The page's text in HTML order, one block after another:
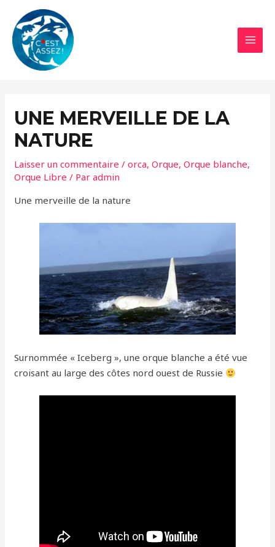
contenu
UNE MERVEILLE DE LA
NATURE
Laisser un commentaire /orca,Orque,Orque blanche,
Orque Libre / Paradmin
Une merveille de la nature
Surnommée « Iceberg », une orque blanche a été vue
croisant au large des côtes nord ouest de Russie